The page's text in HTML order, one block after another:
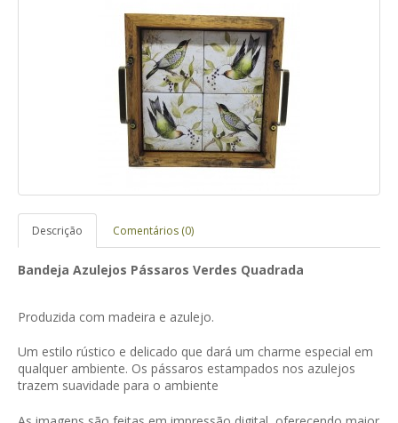
Descrição Comentários (0)
Bandeja Azulejos Pássaros Verdes Quadrada
Produzida com madeira e azulejo.
Um estilo rústico e delicado que dará um charme especial em
qualquer ambiente. Os pássaros estampados nos azulejos
trazem suavidade para o ambiente